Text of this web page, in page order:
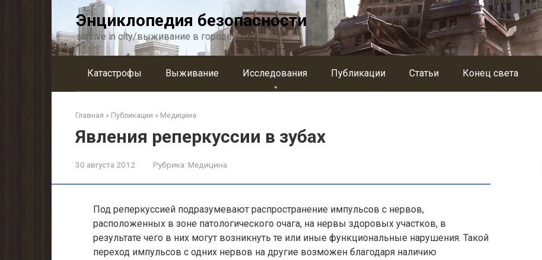
Энциклопедия безопасности
survive in city/выживание в городе
Катастрофы Выживание Исследования Публикации Статьи Конец света
Главная » Публикации » Медицина
Явления реперкуссии в зубах
30 августа 2012 Рубрика: Медицина
Под реперкуссией подразумевают распространение импульсов с нервов,
расположенных в зоне патологического очага, на нервы здоровых участков, в
результате чего в них могут возникнуть те или иные функциональные нарушения. Такой
переход импульсов с одних нервов на другие возможен благодаря наличию